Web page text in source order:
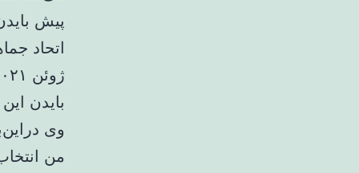
پیش
اتحاد
ژوئن ۲۰۲۱ بود.
بایدن
وی